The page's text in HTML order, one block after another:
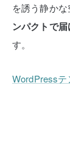
を誘う静かな
ンパクトで
す。
WordPressテ